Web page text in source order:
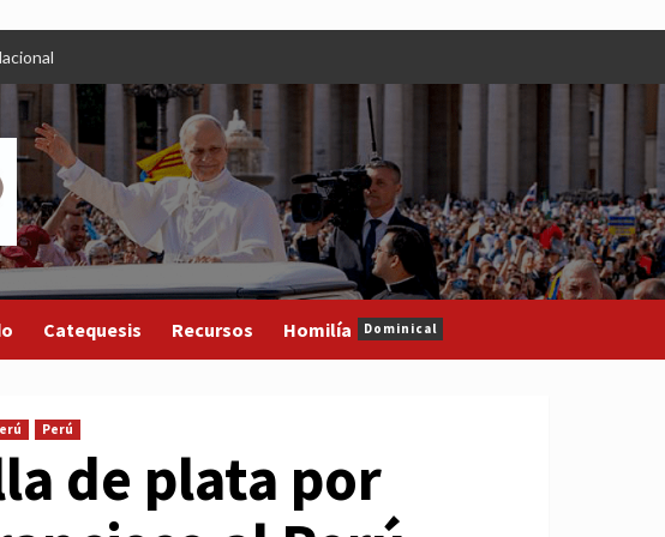
Catequesis Recursos Homilía Dominical
Perú
de plata por